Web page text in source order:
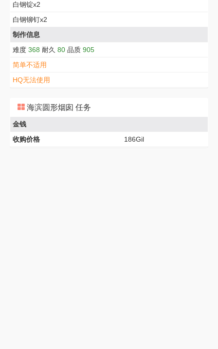
白钢锭x2
白钢铆钉x2
制作信息
难度 368 耐久 80 品质 905
简单不适用
HQ无法使用
海滨圆形烟囱 任务
金钱
收购价格
186Gil